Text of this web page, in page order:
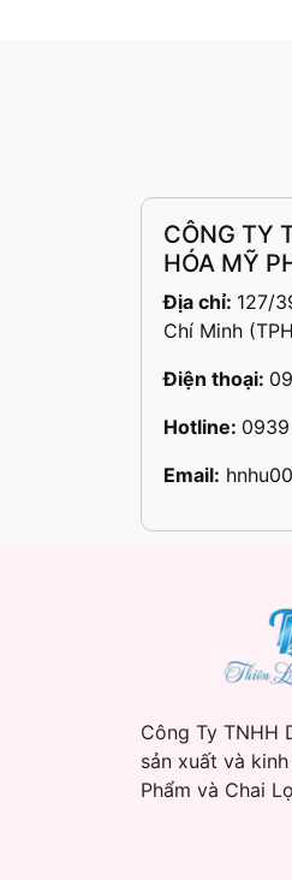
CÔNG TY
HÓA MỸ
Địa chỉ: 127/
Chí Minh
Điện thoại:
Hotline:
Email:
Công Ty TNHH
sản xuất và
Phẩm và Chai